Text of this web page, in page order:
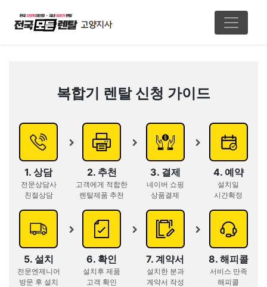
복합기 렌탈 신청 가이드
1. 상담
전문상담사
친절상담
2. 추천
고객에게 적합한
렌탈제품 추천
3. 결제
네이버 쇼핑
상품결제
4. 예약
설치일
시간확정
5. 설치
전문엔제니어
방문 후 설치
6. 확인
설치후 제품
고객 확인
7. 계약서
설치한 분과
계약서 작성
8. 해피콜
서비스 만족
해피콜